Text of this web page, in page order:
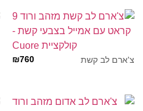
צ'ארם לב קשת ₪760